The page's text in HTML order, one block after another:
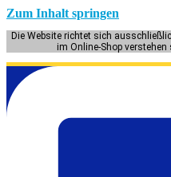
Zum Inhalt springen
Die Website richtet sich
im Online-Shop